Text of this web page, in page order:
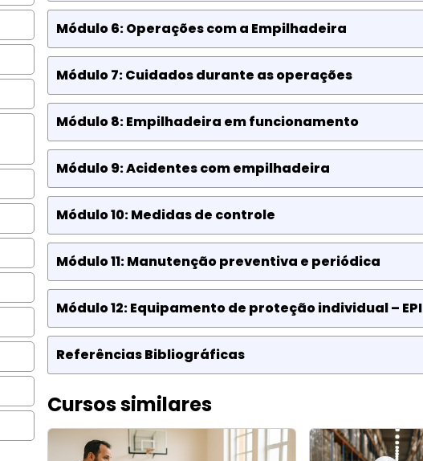
Módulo 6: Operações com a Empilhadeira
Módulo 7: Cuidados durante as operações
Módulo 8: Empilhadeira em funcionamento
Módulo 9: Acidentes com empilhadeira
Módulo 10: Medidas de controle
Módulo 11: Manutenção preventiva e periódica
Módulo 12: Equipamento de proteção individual – EPI
Referências Bibliográficas
Cursos similares